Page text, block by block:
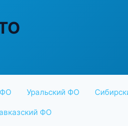
Уральский ФО
ФО